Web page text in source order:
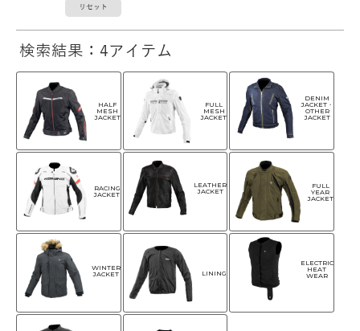
リセット
検索結果：4アイテム
HALF
MESH
JACKET
FULL
MESH
JACKET
DENIM
JACKET・
OTHER
JACKET
RACING
JACKET
LEATHER
JACKET
FULL
YEAR
JACKET
WINTER
JACKET
LINING
ELECTRIC
HEAT
WEAR